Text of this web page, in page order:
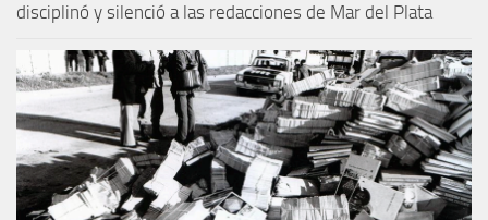
disciplinó y silenció a las redacciones de Mar del Plata